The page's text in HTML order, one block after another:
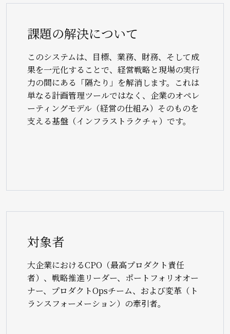
課題の解決について
このシステムは、目標、業務、財務、そして成
果を一元化することで、経営戦略と現場の実行
力の間にある「隔たり」を解消します。これは
単なる計画管理ツールではなく、企業のオペレ
ーティングモデル（経営の仕組み）そのものを
支える基盤（インフラストラクチャ）です。
対象者
大企業におけるCPO（最高プロダクト責任
者）、戦略推進リーダー、ポートフォリオオー
ナー、プロダクトOpsチーム、および変革（ト
ランスフォーメーション）の牽引者。